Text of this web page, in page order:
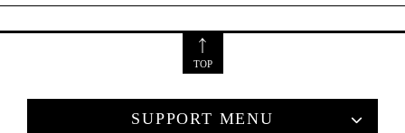
TOP
SUPPORT MENU